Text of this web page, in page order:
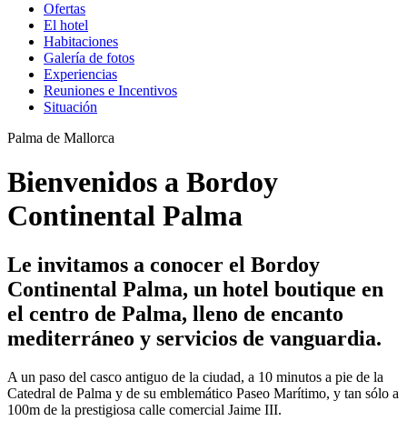
Ofertas
El hotel
Habitaciones
Galería de fotos
Experiencias
Reuniones e Incentivos
Situación
Palma de Mallorca
Bienvenidos a Bordoy
Continental Palma
Le invitamos a conocer el Bordoy
Continental Palma, un hotel boutique en
el centro de Palma, lleno de encanto
mediterráneo y servicios de vanguardia.
A un paso del casco antiguo de la ciudad, a 10 minutos a pie de la
Catedral de Palma y de su emblemático Paseo Marítimo, y tan sólo a
100m de la prestigiosa calle comercial Jaime III.